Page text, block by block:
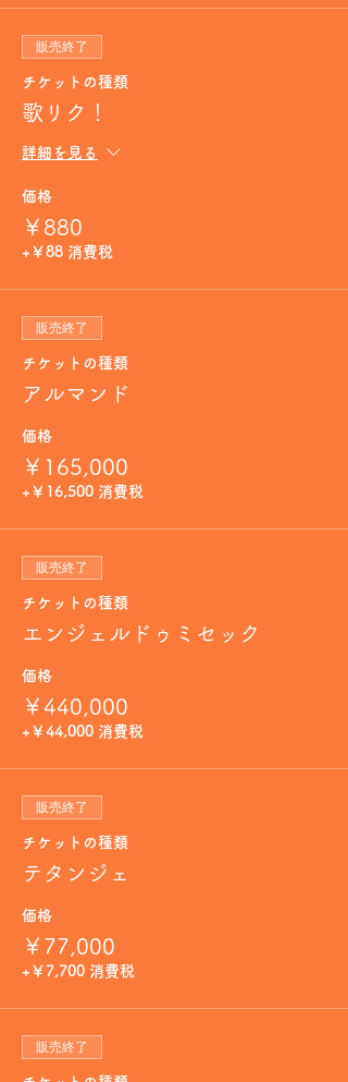
販売終了
チケットの種類
歌リク！
詳細を見る
価格
￥880
+￥88 消費税
販売終了
チケットの種類
アルマンド
価格
￥165,000
+￥16,500 消費税
販売終了
チケットの種類
エンジェルドゥミセック
価格
￥440,000
+￥44,000 消費税
販売終了
チケットの種類
テタンジェ
価格
￥77,000
+￥7,700 消費税
販売終了